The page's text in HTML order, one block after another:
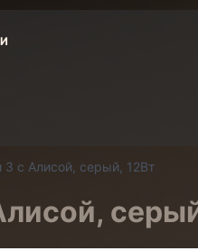
с Алисой, серый, 12Вт